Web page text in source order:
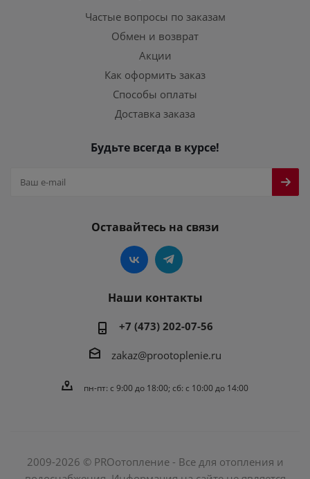
Частые вопросы по заказам
Обмен и возврат
Акции
Как оформить заказ
Способы оплаты
Доставка заказа
Будьте всегда в курсе!
Оставайтесь на связи
Наши контакты
+7 (473) 202-07-56
zakaz@prootoplenie.ru
пн-пт: c 9:00 до 18:00; сб: с 10:00 до 14:00
2009-2026 © PROотопление - Все для отопления и